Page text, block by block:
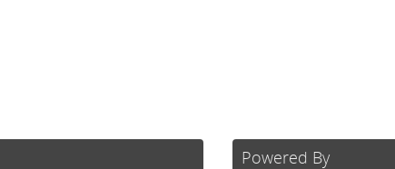
Powered By